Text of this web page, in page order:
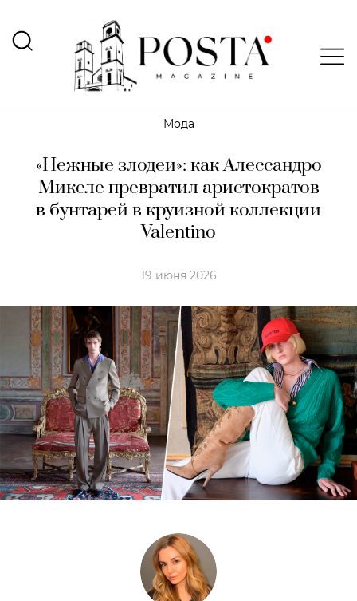
Мода
«Нежные злодеи»: как Алессандро
Микеле превратил аристократов
в бунтарей в круизной коллекции
Valentino
19 июня 2026